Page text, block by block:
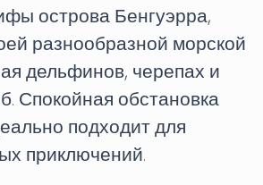
острова Бенгуэрра,
разнообразной морской
дельфинов, черепах и
Спокойная обстановка
подходит для
приключений.